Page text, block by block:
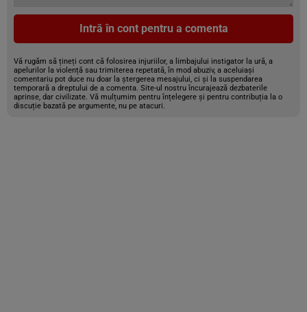
Intră în cont pentru a comenta
Vă rugăm să țineți cont că folosirea injuriilor, a limbajului instigator la ură, a
apelurilor la violență sau trimiterea repetată, în mod abuziv, a aceluiași
comentariu pot duce nu doar la ștergerea mesajului, ci și la suspendarea
temporară a dreptului de a comenta. Site-ul nostru încurajează dezbaterile
aprinse, dar civilizate. Vă mulțumim pentru înțelegere și pentru contribuția la o
discuție bazată pe argumente, nu pe atacuri.